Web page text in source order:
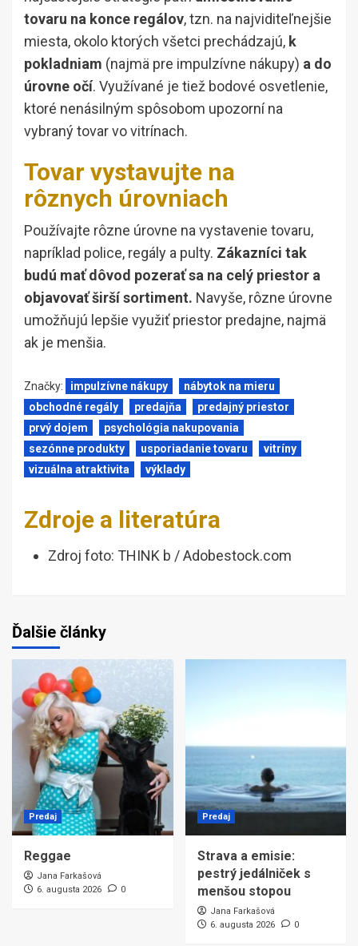
tovaru na konce regálov, tzn. na najviditeľnejšie
miesta, okolo ktorých všetci prechádzajú, k
pokladniam (najmä pre impulzívne nákupy) a do
úrovne očí. Využívané je tiež bodové osvetlenie,
ktoré nenásilným spôsobom upozorní na
vybraný tovar vo vitrínach.
Tovar vystavujte na
rôznych úrovniach
Používajte rôzne úrovne na vystavenie tovaru,
napríklad police, regály a pulty. Zákazníci tak
budú mať dôvod pozerať sa na celý priestor a
objavovať širší sortiment. Navyše, rôzne úrovne
umožňujú lepšie využiť priestor predajne, najmä
ak je menšia.
Značky: impulzívne nákupy
nábytok na mieru
obchodné regály
predajňa
predajný priestor
prvý dojem
psychológia nakupovania
sezónne produkty
usporiadanie tovaru
vitríny
vizuálna atraktivita
výklady
Zdroje a literatúra
Zdroj foto: THINK b / Adobestock.com
Ďalšie články
Predaj
Reggae
Jana Farkašová
6. augusta 2026
0
Predaj
Strava a emisie:
pestrý jedálniček s
menšou stopou
Jana Farkašová
6. augusta 2026
0